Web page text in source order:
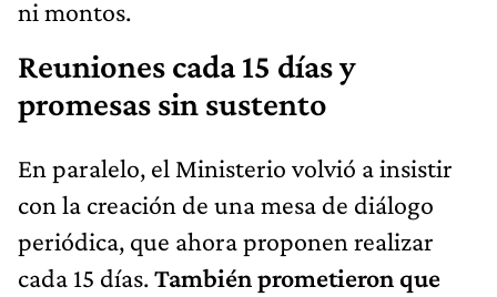
ni montos.
Reuniones cada 15 días y
promesas sin sustento
En paralelo, el Ministerio volvió a insistir
con la creación de una mesa de diálogo
periódica, que ahora proponen realizar
cada 15 días.También prometieron que